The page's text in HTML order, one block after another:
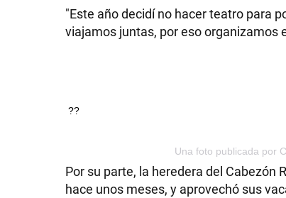
"Este año decidí no hacer teatro para
viajamos juntas, por eso organizamos
??
Una foto publicada por
Por su parte, la heredera del Cabezón
hace unos meses, y aprovechó sus